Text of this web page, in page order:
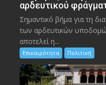
αρδευτικού
Σημαντικό βήμα για τη
των αρδευτικών
αποτελεί η...
Επικαιρότητα Πολιτική